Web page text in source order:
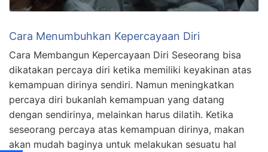
Cara Menumbuhkan Kepercayaan Diri
Cara Membangun Kepercayaan Diri Seseorang bisa
dikatakan percaya diri ketika memiliki keyakinan atas
kemampuan dirinya sendiri. Namun meningkatkan
percaya diri bukanlah kemampuan yang datang
dengan sendirinya, melainkan harus dilatih. Ketika
seseorang percaya atas kemampuan dirinya, makan
akan mudah baginya untuk melakukan sesuatu hal